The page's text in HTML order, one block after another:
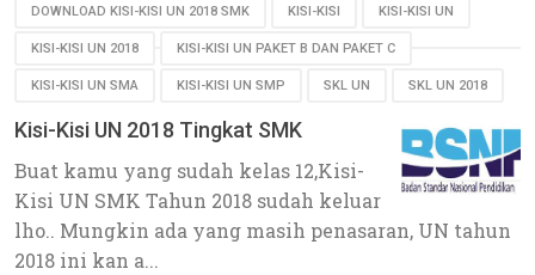
DOWNLOAD KISI-KISI UN 2018 SMK KISI-KISI KISI-KISI UN
KISI-KISI UN 2018 KISI-KISI UN PAKET B DAN PAKET C
KISI-KISI UN SMA KISI-KISI UN SMP SKL UN SKL UN 2018
Kisi-Kisi UN 2018 Tingkat SMK
Buat kamu yang sudah kelas 12,Kisi-
Kisi UN SMK Tahun 2018 sudah keluar
lho.. Mungkin ada yang masih penasaran, UN tahun
2018 ini kan a...